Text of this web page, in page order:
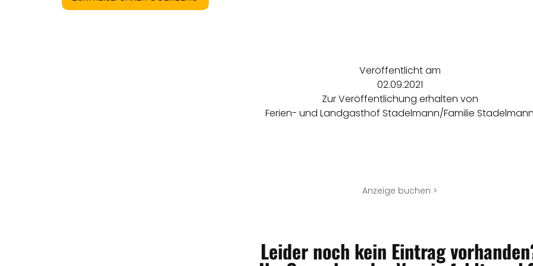
Veröffentlicht am
02.09.2021
Zur Veröffentlichung erhalten von
Ferien- und Landgasthof Stadelmann/Familie
Anzeige buchen >
Leider noch kein Eintrag